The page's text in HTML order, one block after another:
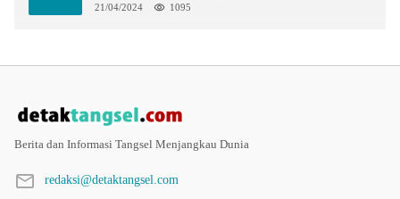
21/04/2024 1095
Berita dan Informasi Tangsel Menjangkau Dunia
redaksi@detaktangsel.com